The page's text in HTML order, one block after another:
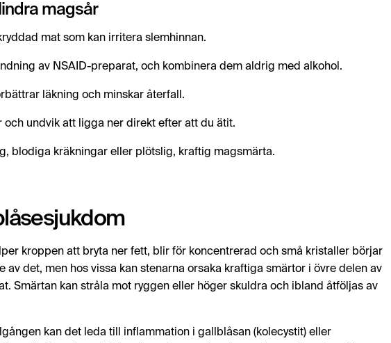
magsår
mat som kan irritera slemhinnan.
av NSAID-preparat, och kombinera dem aldrig med alkohol.
läkning och minskar återfall.
undvik att ligga ner direkt efter att du ätit.
blodiga kräkningar eller plötslig, kraftig magsmärta.
kroppen att bryta ner fett, blir för koncentrerad och små kristaller börjar
av det, men hos vissa kan stenarna orsaka kraftiga smärtor i övre delen av
Smärtan kan stråla mot ryggen eller höger skuldra och ibland åtföljas av
kan det leda till inflammation i gallblåsan (kolecystit) eller